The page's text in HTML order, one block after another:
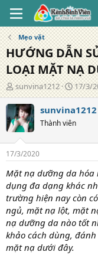
Mẹo vặt
HƯỚNG DẪN
LOẠI MẶT NẠ
T
á
c
g
i
ả
sunvina1212
N
g
à
đ
g
17/3/
sunvina1212
Thành viên
17/3/2020
Mặt nạ dưỡng da hóa
dụng đa dạng khác
trường hiện nay còn
ngủ, mặt nạ lột, mặt
nạ dưỡng da nào tốt
khảo cách dùng,
mặt nạ dưới đây.